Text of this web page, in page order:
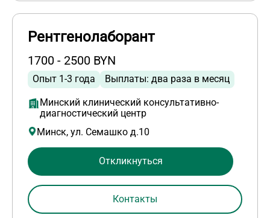
Рентгенолаборант
1700 - 2500 BYN
Опыт 1-3 года Выплаты: два раза в месяц
Минский клинический консультативно-
диагностический центр
Минск, ул. Семашко д.10
Откликнуться
Контакты